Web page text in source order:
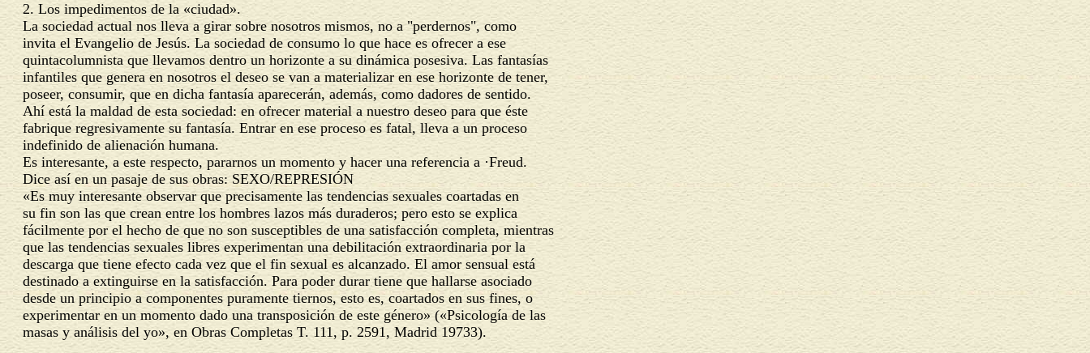
2. Los impedimentos de la «ciudad».
La sociedad actual nos lleva a girar sobre nosotros mismos, no a "perdernos", como
invita el Evangelio de Jesús. La sociedad de consumo lo que hace es ofrecer a ese
quintacolumnista que llevamos dentro un horizonte a su dinámica posesiva. Las fantasías
infantiles que genera en nosotros el deseo se van a materializar en ese horizonte de tener,
poseer, consumir, que en dicha fantasía aparecerán, además, como dadores de sentido.
Ahí está la maldad de esta sociedad: en ofrecer material a nuestro deseo para que éste
fabrique regresivamente su fantasía. Entrar en ese proceso es fatal, lleva a un proceso
indefinido de alienación humana.
Es interesante, a este respecto, pararnos un momento y hacer una referencia a ·Freud.
Dice así en un pasaje de sus obras:SEXO/REPRESIÓN
«Es muy interesante observar que precisamente las tendencias sexuales coartadas en
su fin son las que crean entre los hombres lazos más duraderos; pero esto se explica
fácilmente por el hecho de que no son susceptibles de una satisfacción completa, mientras
que las tendencias sexuales libres experimentan una debilitación extraordinaria por la
descarga que tiene efecto cada vez que el fin sexual es alcanzado. El amor sensual está
destinado a extinguirse en la satisfacción. Para poder durar tiene que hallarse asociado
desde un principio a componentes puramente tiernos, esto es, coartados en sus fines, o
experimentar en un momento dado una transposición de este género» («Psicología de las
masas y análisis del yo», en Obras Completas T. 111, p. 2591, Madrid 19733).